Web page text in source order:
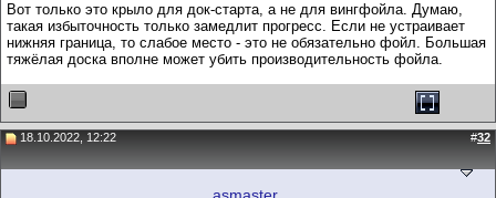
Вот только это крыло для док-старта, а не для вингфойла. Думаю,
такая избыточность только замедлит прогресс. Если не устраивает
нижняя граница, то слабое место - это не обязательно фойл. Большая
тяжёлая доска вполне может убить производительность фойла.
18.10.2022, 12:22 #32